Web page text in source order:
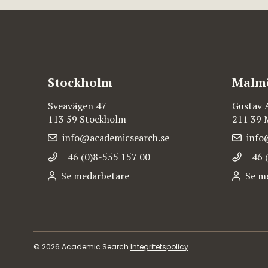
Stockholm
Sveavägen 47
113 59 Stockholm
info@academicsearch.se
+46 (0)8-555 157 00
Se medarbetare
Gustav
211 39
+46
Se
© 2026 Academic Search Integritetspolicy